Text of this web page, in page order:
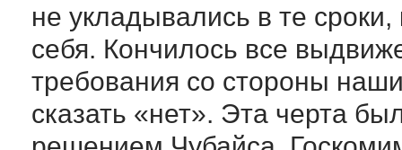
не укладывались в те
себя. Кончилось все
требования со стороны
сказать «нет». Эта черта